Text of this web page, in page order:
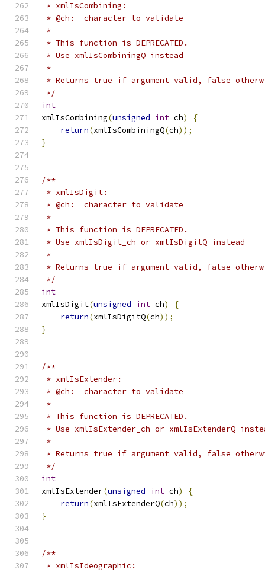
* xmlIsCombining:
* @ch:  character to validate
*
* This function is DEPRECATED.
* Use xmlIsCombiningQ instead
*
* Returns true if argument valid, false
*/
int
xmlIsCombining(unsigned int ch)
{
return(xmlIsCombiningQ(ch));
}
/**
* xmlIsDigit:
* @ch:  character to validate
*
* This function is DEPRECATED.
* Use xmlIsDigit_ch or xmlIsDigitQ instead
*
* Returns true if argument valid, false
*/
int
xmlIsDigit(unsigned int ch)
{
return(xmlIsDigitQ(ch));
}
/**
* xmlIsExtender:
* @ch:  character to validate
*
* This function is DEPRECATED.
* Use xmlIsExtender_ch or xmlIsExtenderQ
*
* Returns true if argument valid, false
*/
int
xmlIsExtender(unsigned int ch)
{
return(xmlIsExtenderQ(ch));
}
/**
* xmlIsIdeographic: